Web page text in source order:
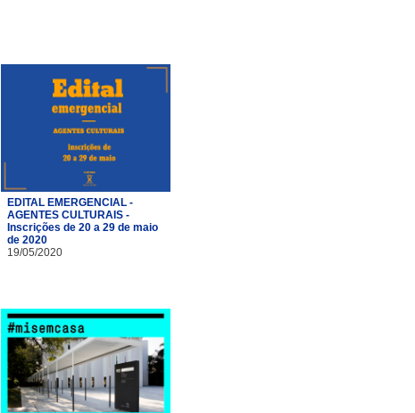
EDITAL EMERGENCIAL -
AGENTES CULTURAIS -
Inscrições de 20 a 29 de maio
de 2020
19/05/2020